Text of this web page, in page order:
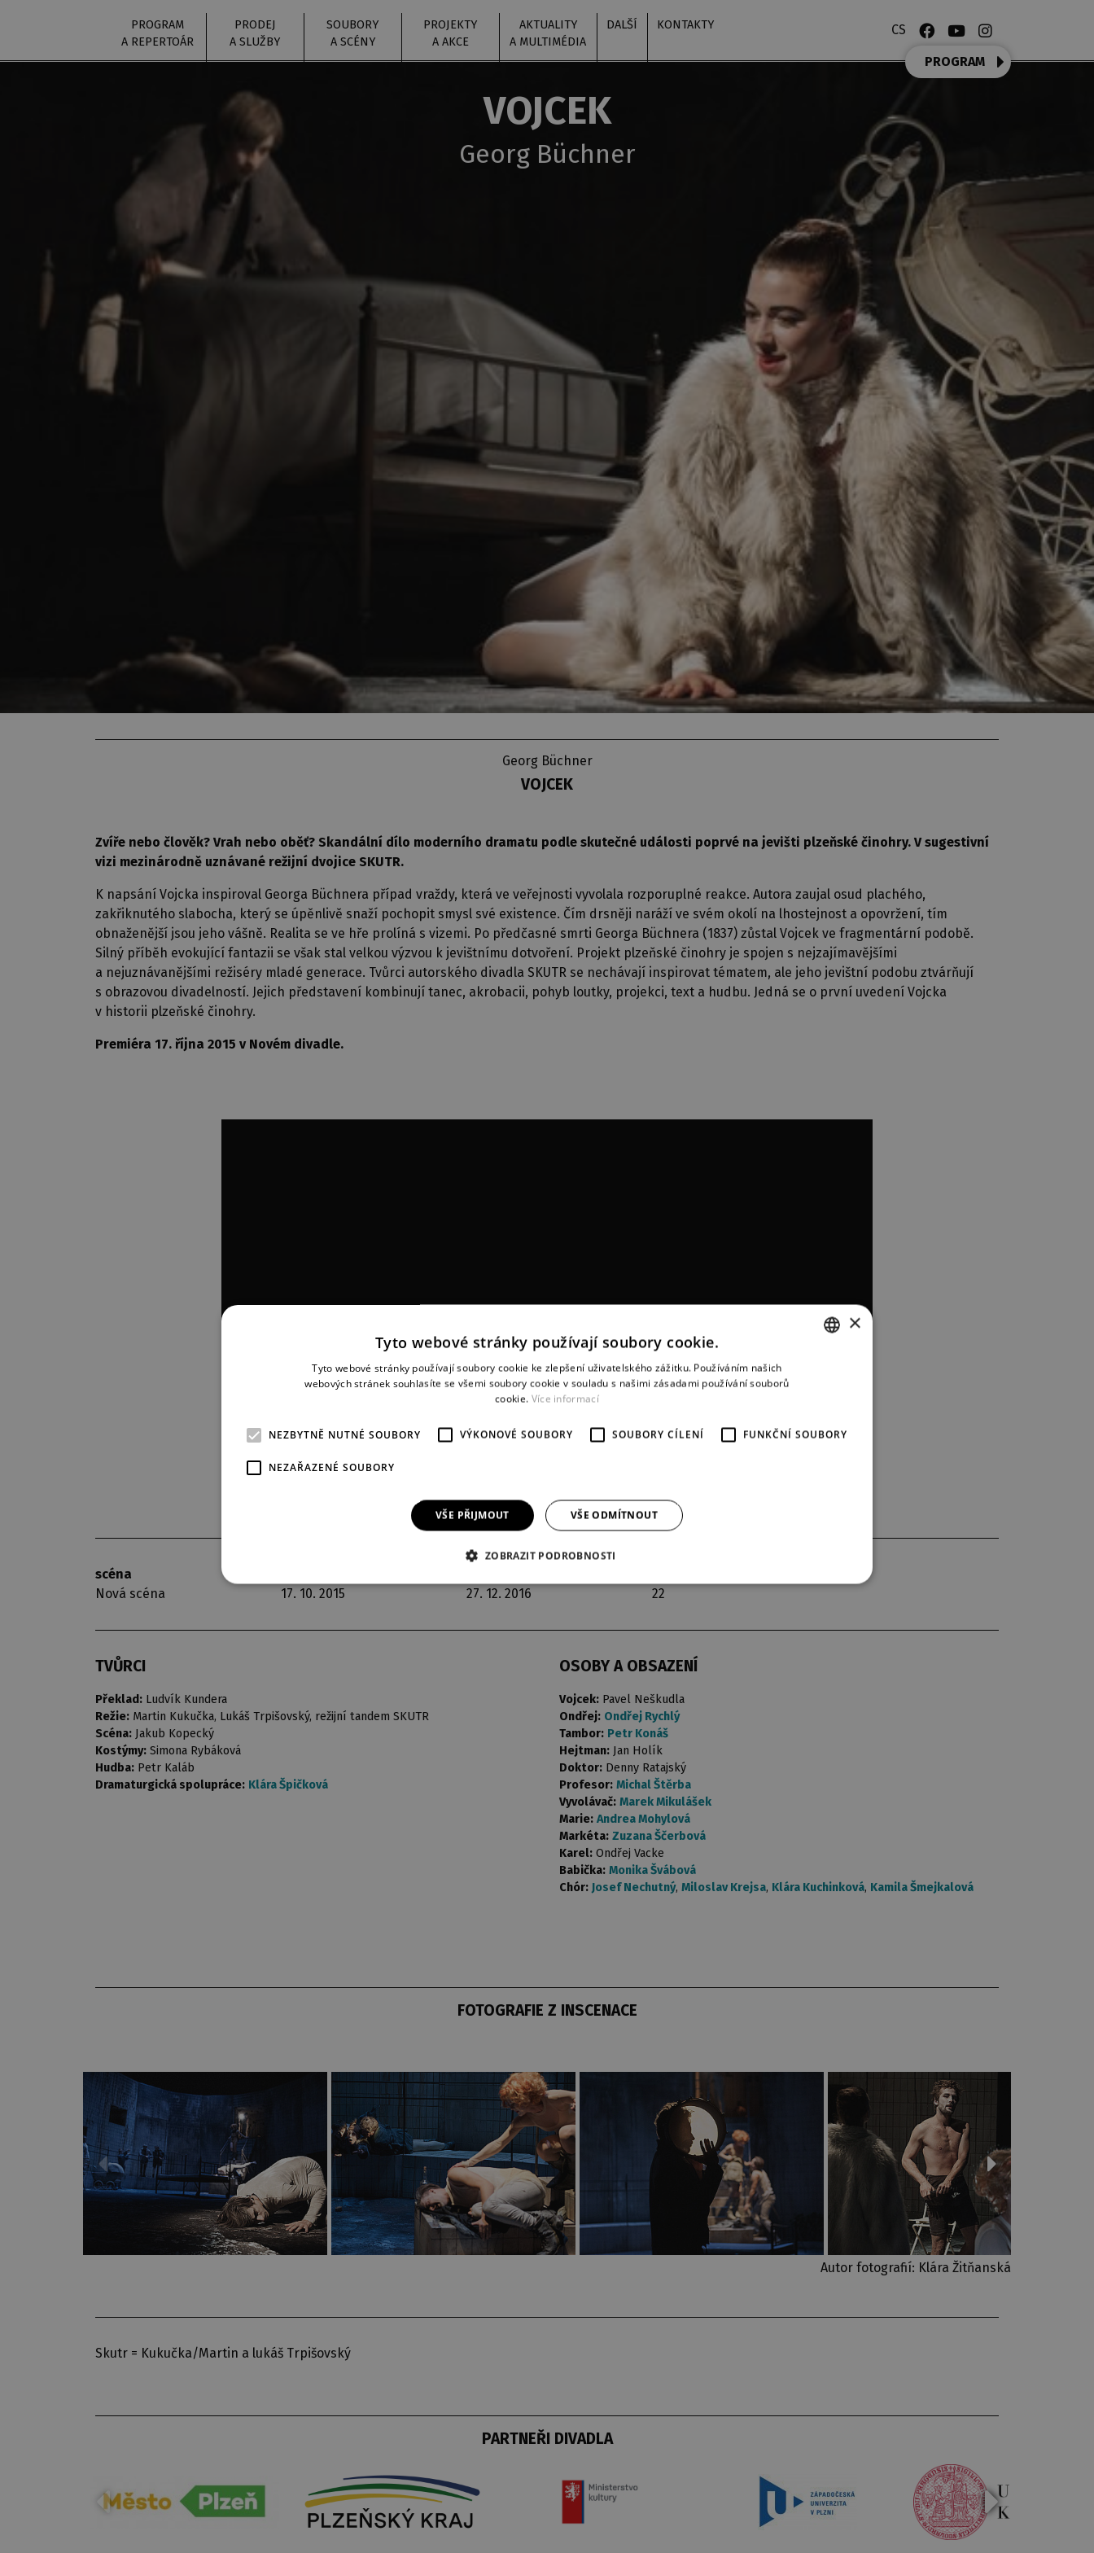
PROGRAM
A REPERTOÁR
PRODEJ
A SLUŽBY
SOUBORY
A SCÉNY
PROJEKTY
A AKCE
AKTUALITY
A MULTIMÉDIA
DALŠÍ KONTAKTY CS
PROGRAM
VOJCEK
Georg Büchner
Georg Büchner
VOJCEK
Zvíře nebo člověk? Vrah nebo oběť? Skandální dílo moderního dramatu podle skutečné události poprvé na jevišti plzeňské činohry. V sugestivní
vizi mezinárodně uznávané režijní dvojice SKUTR.
K napsání Vojcka inspiroval Georga Büchnera případ vraždy, která ve veřejnosti vyvolala rozporuplné reakce. Autora zaujal osud plachého,
zakřiknutého slabocha, který se úpěnlivě snaží pochopit smysl své existence. Čím drsněji naráží ve svém okolí na lhostejnost a opovržení, tím
obnaženější jsou jeho vášně. Realita se ve hře prolíná s vizemi. Po předčasné smrti Georga Büchnera (1837) zůstal Vojcek ve fragmentární podobě.
Silný příběh evokující fantazii se však stal velkou výzvou k jevištnímu dotvoření. Projekt plzeňské činohry je spojen s nejzajímavějšími
a nejuznávanějšími režiséry mladé generace. Tvůrci autorského divadla SKUTR se nechávají inspirovat tématem, ale jeho jevištní podobu ztvárňují
s obrazovou divadelností. Jejich představení kombinují tanec, akrobacii, pohyb loutky, projekci, text a hudbu. Jedná se o první uvedení Vojcka
v historii plzeňské činohry.
Premiéra 17. října 2015 v Novém divadle.
scéna
Nová scéna
17. 10. 2015
27. 12. 2016
22
TVŮRCI
Překlad: Ludvík Kundera
Režie: Martin Kukučka, Lukáš Trpišovský, režijní tandem SKUTR
Scéna: Jakub Kopecký
Kostýmy: Simona Rybáková
Hudba: Petr Kaláb
Dramaturgická spolupráce: Klára Špičková
OSOBY A OBSAZENÍ
Vojcek: Pavel Neškudla
Ondřej: Ondřej Rychlý
Tambor: Petr Konáš
Hejtman: Jan Holík
Doktor: Denny Ratajský
Profesor: Michal Štěrba
Vyvolávač: Marek Mikulášek
Marie: Andrea Mohylová
Markéta: Zuzana Ščerbová
Karel: Ondřej Vacke
Babička: Monika Švábová
Chór: Josef Nechutný, Miloslav Krejsa, Klára Kuchinková, Kamila Šmejkalová
FOTOGRAFIE Z INSCENACE
Autor fotografií: Klára Žitňanská
Skutr = Kukučka/Martin a lukáš Trpišovský
PARTNEŘI DIVADLA
×
Tyto webové stránky používají soubory cookie.
Tyto webové stránky používají soubory cookie ke zlepšení uživatelského zážitku. Používáním našich
webových stránek souhlasíte se všemi soubory cookie v souladu s našimi zásadami používání souborů
cookie. Více informací
NEZBYTNĚ NUTNÉ SOUBORY VÝKONOVÉ SOUBORY SOUBORY CÍLENÍ FUNKČNÍ SOUBORY
NEZAŘAZENÉ SOUBORY
VŠE PŘIJMOUT VŠE ODMÍTNOUT
ZOBRAZIT PODROBNOSTI